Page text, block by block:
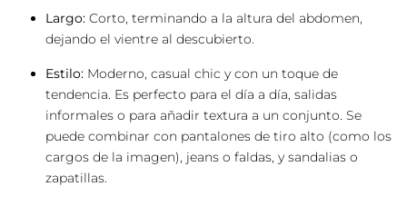
Largo: Corto, terminando a la altura del abdomen,
dejando el vientre al descubierto.
Estilo: Moderno, casual chic y con un toque de
tendencia. Es perfecto para el día a día, salidas
informales o para añadir textura a un conjunto. Se
puede combinar con pantalones de tiro alto (como los
cargos de la imagen), jeans o faldas, y sandalias o
zapatillas.